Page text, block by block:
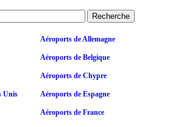
Aéroports de Allemagne
Aéroports de Belgique
Aéroports de Chypre
Unis Aéroports de Espagne
Aéroports de France